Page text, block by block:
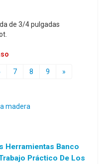
de 3/4 pulgadas
7 8 9 »
madera
Herramientas Banco
Práctico De Los